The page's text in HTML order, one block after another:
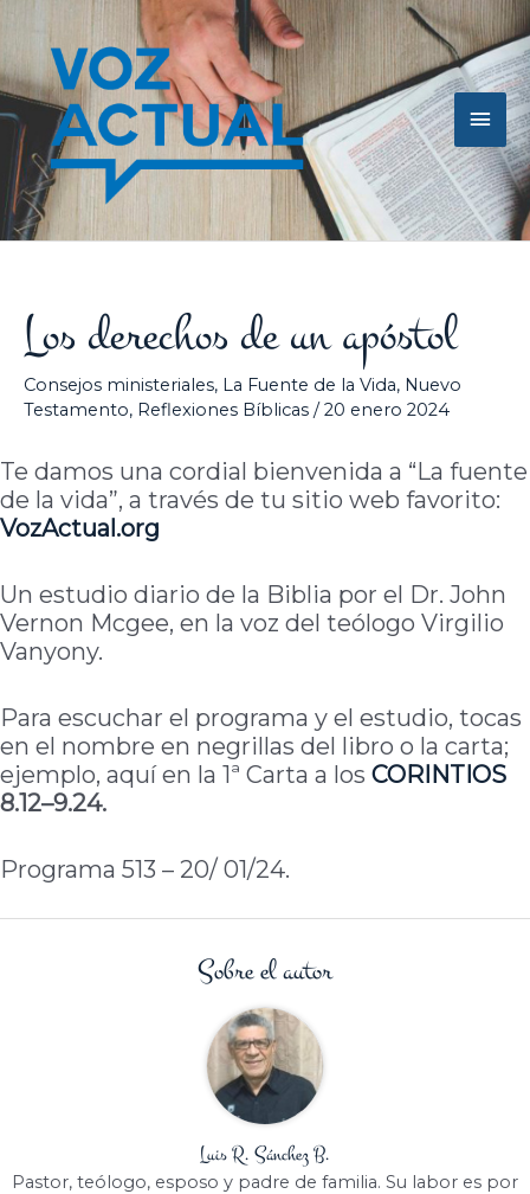
contenido
Los derechos de un apóstol
Consejos ministeriales, La Fuente de la Vida, Nuevo
Testamento, Reflexiones Bíblicas /20 enero 2024
Te damos una cordial bienvenida a “La fuente
de la vida”, a través de tu sitio web favorito:
VozActual.org
Un estudio diario de la Biblia por el Dr. John
Vernon Mcgee, en la voz del teólogo Virgilio
Vanyony.
Para escuchar el programa y el estudio, tocas
en el nombre en negrillas del libro o la carta;
ejemplo, aquí en la 1ª Carta a los CORINTIOS
8.12–9.24.
Programa 513 – 20/ 01/24.
Sobre el autor
Luis R. Sánchez B.
Pastor, teólogo, esposo y padre de familia. Su labor es por